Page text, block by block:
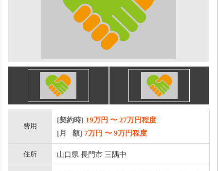
費用
[契約時] 19万円 〜 27万円程度
[月 額] 7万円 〜 9万円程度
住所 山口県 長門市 三隅中